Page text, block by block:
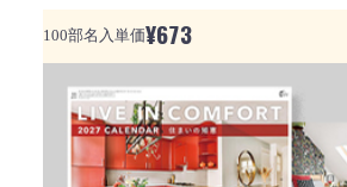
100部名入単価¥673